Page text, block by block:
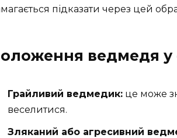
підказати через цей
ведмедя у
Грайливий ведмедик: це може
веселитися.
Зляканий або агресивний